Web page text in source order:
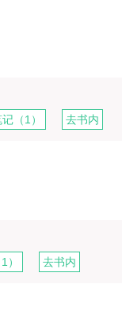
（1） 去书内
） 去书内